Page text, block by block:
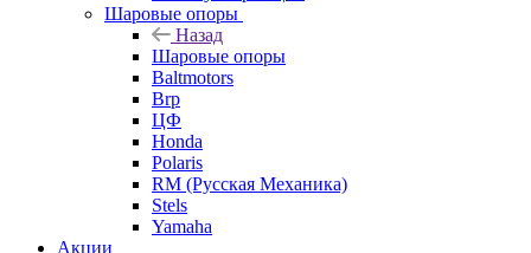
Шаровые опоры
Назад
Шаровые опоры
Baltmotors
Brp
ЦФ
Honda
Polaris
RM (Русская Механика)
Stels
Yamaha
Акции